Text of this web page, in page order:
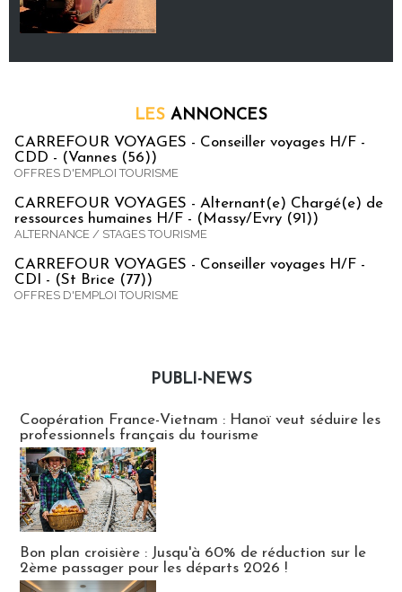
LES ANNONCES
CARREFOUR VOYAGES - Conseiller voyages H/F -
CDD - (Vannes (56))
OFFRES D'EMPLOI TOURISME
CARREFOUR VOYAGES - Alternant(e) Chargé(e) de
ressources humaines H/F - (Massy/Evry (91))
ALTERNANCE / STAGES TOURISME
CARREFOUR VOYAGES - Conseiller voyages H/F -
CDI - (St Brice (77))
OFFRES D'EMPLOI TOURISME
PUBLI-NEWS
Coopération France-Vietnam : Hanoï veut séduire les
professionnels français du tourisme
Bon plan croisière : Jusqu'à 60% de réduction sur le
2ème passager pour les départs 2026 !